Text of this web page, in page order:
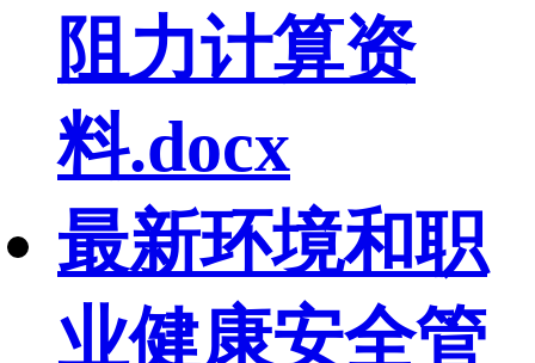
阻力计算资
料.docx
最新环境和职
业健康安全管